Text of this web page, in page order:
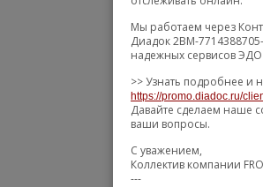
Мы работаем через
Диадок 2BM-
надежных сервисов
>> Узнать подробнее и
https://promo.diadoc.ru/
Давайте сделаем наше
ваши вопросы.
С уважением,
Коллектив компании
---